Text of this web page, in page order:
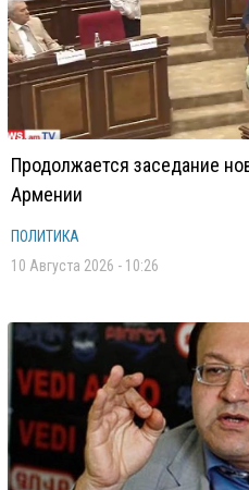
Продолжается заседание
Армении
ПОЛИТИКА
10 Августа 2026 - 10:26